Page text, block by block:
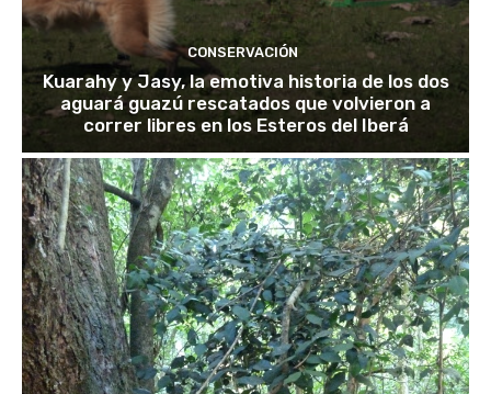
CONSERVACIÓN
Kuarahy y Jasy, la emotiva historia de los dos
aguará guazú rescatados que volvieron a
correr libres en los Esteros del Iberá